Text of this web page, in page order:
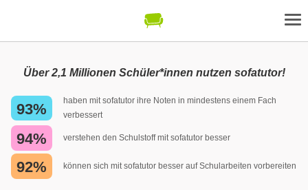
Über 2,1 Millionen Schüler*innen nutzen sofatutor!
93%
haben mit sofatutor ihre Noten in mindestens einem Fach
verbessert
94% verstehen den Schulstoff mit sofatutor besser
92% können sich mit sofatutor besser auf Schularbeiten vorbereiten